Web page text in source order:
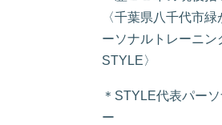
〈千葉県八千代市
ーソナルトレーニン
STYLE〉
＊STYLE代表パー
ー